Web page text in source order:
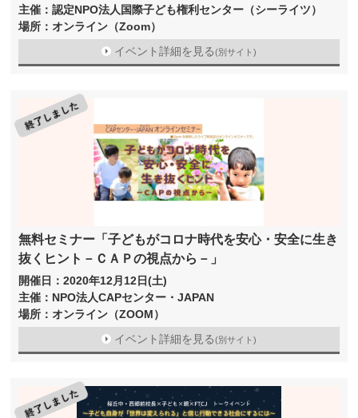
主催：認定NPO法人国際子ども権利センター（シーライツ）
場所：オンライン（Zoom）
イベント詳細を見る(別サイト)
無料セミナー「子どもがコロナ時代を安心・安全に生き
抜くヒント－ＣＡＰの視点から－」
開催日：2020年12月12日(土)
主催：NPO法人CAPセンター・JAPAN
場所：オンライン（ZOOM）
イベント詳細を見る(別サイト)